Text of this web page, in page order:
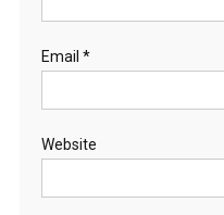
Email *
Website